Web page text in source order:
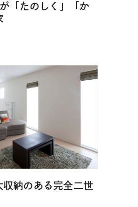
「たのしく」「か
納のある完全二世